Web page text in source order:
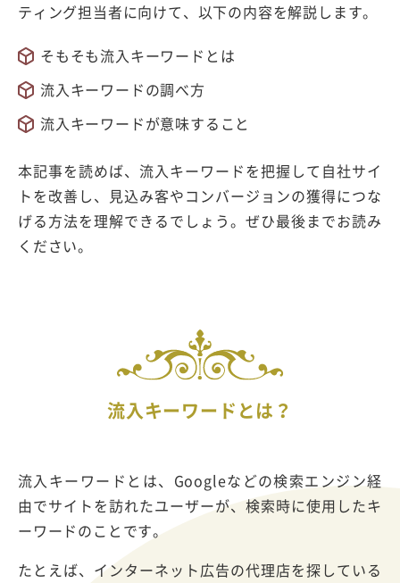
ティング担当者に向けて、以下の内容を解説します。
そもそも流入キーワードとは
流入キーワードの調べ方
流入キーワードが意味すること
本記事を読めば、流入キーワードを把握して自社サイ
トを改善し、見込み客やコンバージョンの獲得につな
げる方法を理解できるでしょう。ぜひ最後までお読み
ください。
流入キーワードとは？
流入キーワードとは、Googleなどの検索エンジン経
由でサイトを訪れたユーザーが、検索時に使用したキ
ーワードのことです。
たとえば、インターネット広告の代理店を探している